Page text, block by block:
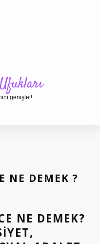
genişlet!
NE DEMEK ?
NE DEMEK?